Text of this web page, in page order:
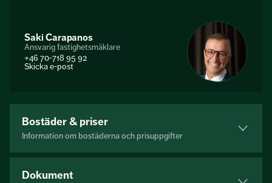
Saki Carapanos
Ansvarig fastighetsmäklare
+46 70-718 95 92
Skicka e-post
Bostäder & priser
Information om bostäderna och prisuppgifter
Dokument